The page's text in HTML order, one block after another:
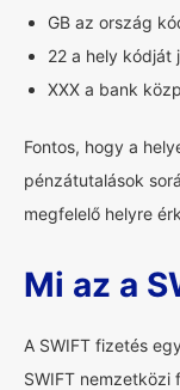
GB az ország
22 a hely kódját
XXX a bank
Fontos, hogy a
pénzátutalások
megfelelő helyre
Mi az a
A SWIFT fizetés
SWIFT nemzetközi